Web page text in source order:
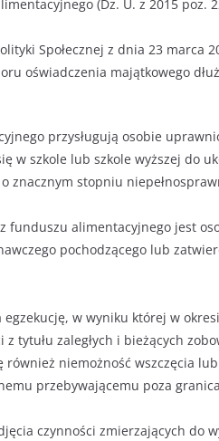
(Dz. U. z 2015 poz.
Społecznej z dnia 23 marca
oświadczenia majątkowego
przysługują osobie
w szkole lub szkole wyższej do
znacznym stopniu
funduszu alimentacyjnego jest
pochodzącego lub
egzekucję, w wyniku której w
z tytułu zaległych i bieżących
również niemożność wszczęcia
przebywającemu poza
czynności zmierzających do